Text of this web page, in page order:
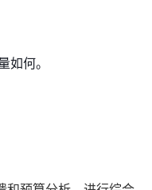
如何。